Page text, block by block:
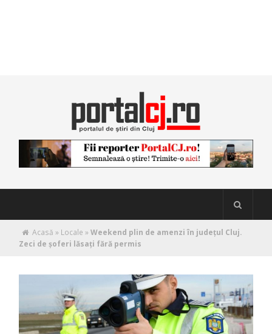
Acasă » Locale »Weekend plin de amenzi în județul Cluj.
Zeci de șoferi lăsați fără permis